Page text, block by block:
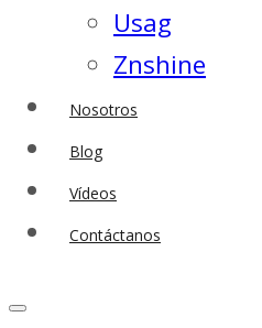
Usag
Znshine
Nosotros
Blog
Vídeos
Contáctanos